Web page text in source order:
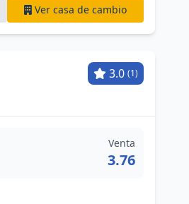
Ver casa de cambio
3.0 (1)
Venta
3.76